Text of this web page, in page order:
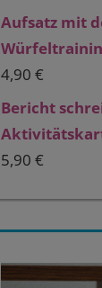
Aufsatz mit
4,90€
Bericht
5,90€